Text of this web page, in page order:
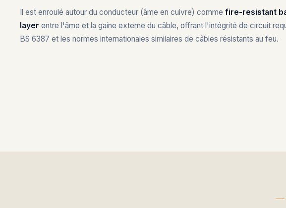
Il est enroulé autour du conducteur (âme en cuivre) comme fire-resistant
layer entre l'âme et la gaine externe du câble, offrant l'intégrité de circuit
BS 6387 et les normes internationales similaires de câbles résistants au feu.